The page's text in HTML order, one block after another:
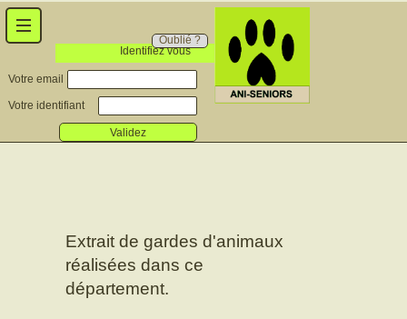
Identifiez vous
Oublié ?
Votre email
Votre identifiant
Validez
Extrait de gardes d'animaux
réalisées dans ce
département.